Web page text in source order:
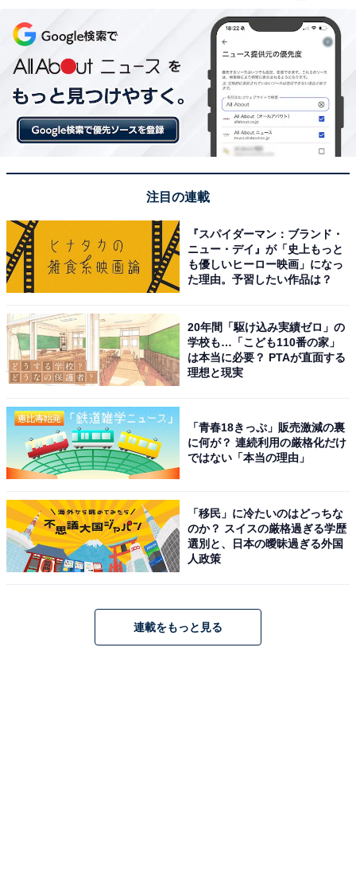
注目の連載
『スパイダーマン：ブランド・
ニュー・デイ』が「史上もっと
も優しいヒーロー映画」になっ
た理由。予習したい作品は？
20年間「駆け込み実績ゼロ」の
学校も…「こども110番の家」
は本当に必要？ PTAが直面する
理想と現実
「青春18きっぷ」販売激減の裏
に何が？ 連続利用の厳格化だけ
ではない「本当の理由」
「移民」に冷たいのはどっちな
のか？ スイスの厳格過ぎる学歴
選別と、日本の曖昧過ぎる外国
人政策
連載をもっと見る